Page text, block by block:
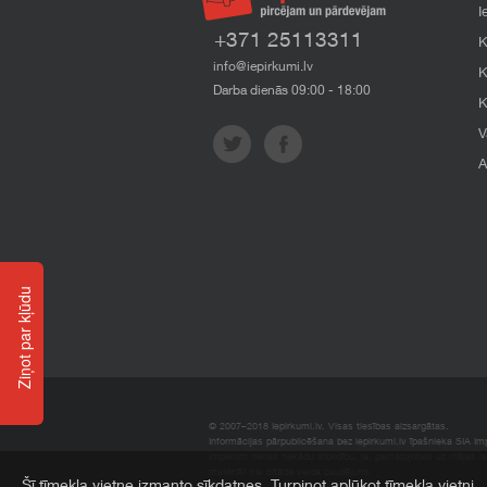
+371 25113311
info@iepirkumi.lv
Darba dienās 09:00 - 18:00
© 2007–2018 Iepirkumi.lv. Visas tiesības aizsargātas.
Informācijas pārpublicēšana bez iepirkumi.lv īpašnieka SIA
Ziņot par kļūdu